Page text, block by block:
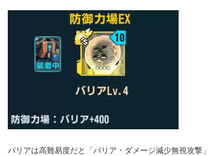
バリアは高難易度だと「バリア・ダメージ減少無視攻撃」